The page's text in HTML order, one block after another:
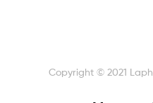
Copyright © 2021